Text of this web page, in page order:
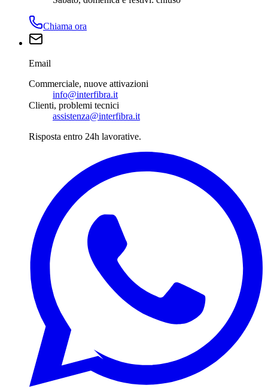
Chiama ora
Email
Commerciale, nuove attivazioni
info@interfibra.it
Clienti, problemi tecnici
assistenza@interfibra.it
Risposta entro 24h lavorative.